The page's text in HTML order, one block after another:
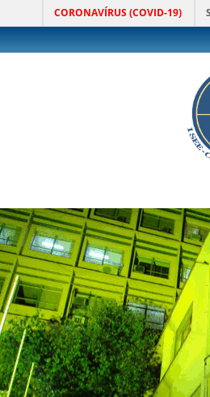
CORONAVÍRUS (COVID-19)